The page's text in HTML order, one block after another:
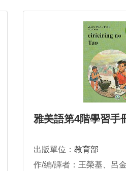
雅美語第4階學習手
出版單位： 教育部
作/編/譯者：王榮基、呂